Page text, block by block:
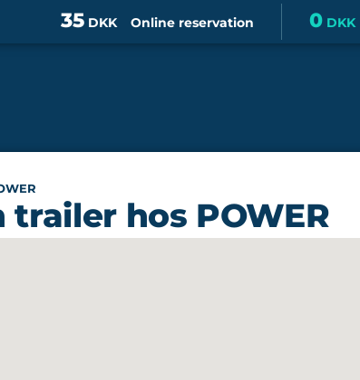
Online reservation
35DKK 0DKK
trailer hos POWER